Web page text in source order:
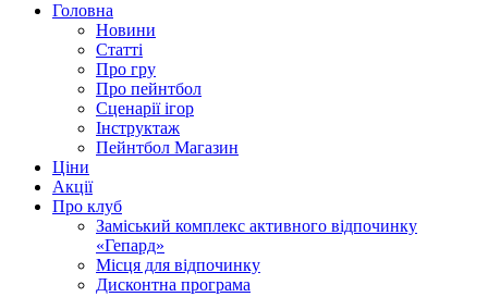
Головна
Новини
Статті
Про гру
Про пейнтбол
Сценарії ігор
Інструктаж
Пейнтбол Магазин
Ціни
Акції
Про клуб
Заміський комплекс активного відпочинку
«Гепард»
Місця для відпочинку
Дисконтна програма